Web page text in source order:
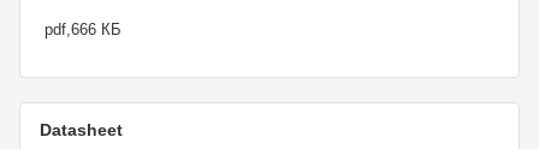
pdf,666 КБ
Datasheet